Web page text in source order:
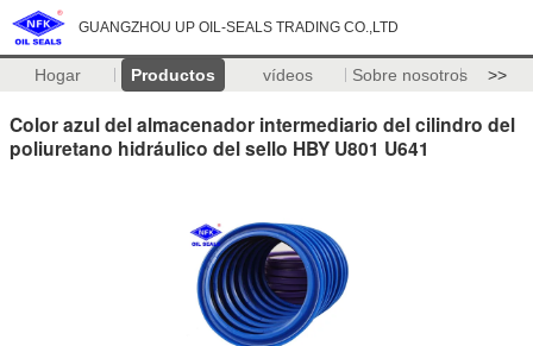
GUANGZHOU UP OIL-SEALS TRADING CO.,LTD
Hogar Productos vídeos Sobre nosotros >>
Color azul del almacenador intermediario del cilindro del
poliuretano hidráulico del sello HBY U801 U641